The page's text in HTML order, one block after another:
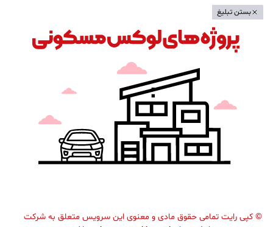
بستن تبلیغ
© کپی رایت تمامی حقوق مادی و معنوی این سرویس متعلق به شرکت